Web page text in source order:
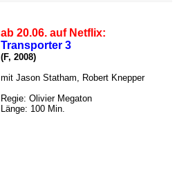
ab 20.06. auf Netflix:
Transporter 3
(F, 2008)
mit Jason Statham, Robert Knepper
Regie: Olivier Megaton
Länge: 100 Min.